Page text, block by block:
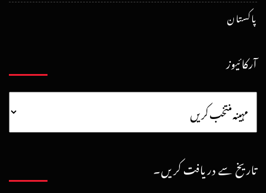
پاکستان
آرکائیوز
تاریخ سے دریافت کریں۔